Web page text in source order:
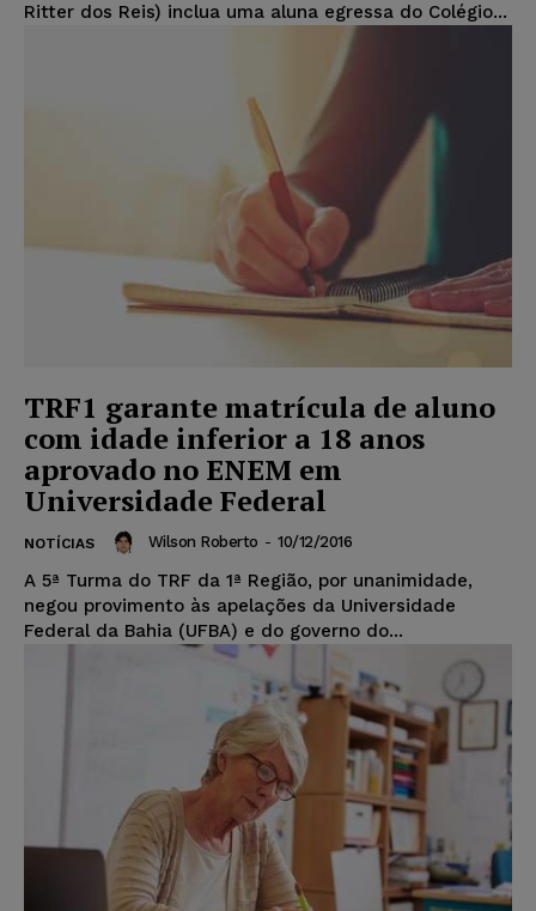
Ritter dos Reis) inclua uma aluna egressa do Colégio...
TRF1 garante matrícula de aluno
com idade inferior a 18 anos
aprovado no ENEM em
Universidade Federal
NOTÍCIAS Wilson Roberto - 10/12/2016
A 5ª Turma do TRF da 1ª Região, por unanimidade,
negou provimento às apelações da Universidade
Federal da Bahia (UFBA) e do governo do...